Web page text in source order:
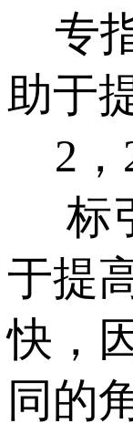
专
助于
2，
标
于提
快，
同的